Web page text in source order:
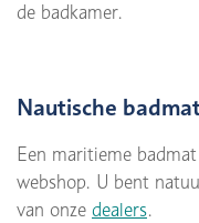
de badkamer.
Nautische
Een maritieme
webshop. U bent
van onze dealers.